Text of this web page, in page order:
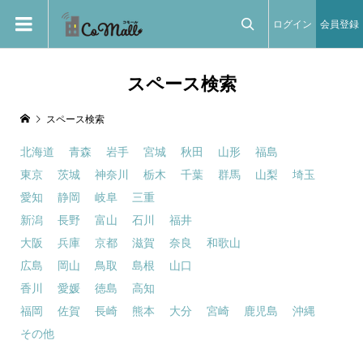
ログイン 会員登録
スペース検索
スペース検索
北海道 青森 岩手 宮城 秋田 山形
福島
東京
茨城 神奈川 栃木 千葉 群馬 山梨
埼玉
愛知
静岡 岐阜
三重
新潟
長野 富山 石川
福井
大阪
兵庫 京都 滋賀 奈良
和歌山
広島
岡山 鳥取 島根
山口
香川
愛媛 徳島
高知
福岡
佐賀 長崎 熊本 大分 宮崎 鹿児島
沖縄
その他